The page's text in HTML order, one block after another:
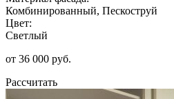
Комбинированный, Пескоструй
Цвет:
Светлый
от 36 000 руб.
Рассчитать